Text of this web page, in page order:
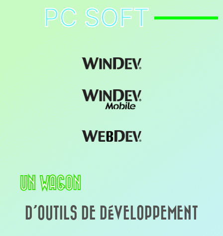
PC SOFT
UN WAGON
D’OUTILS DE DÉVELOPPEMENT